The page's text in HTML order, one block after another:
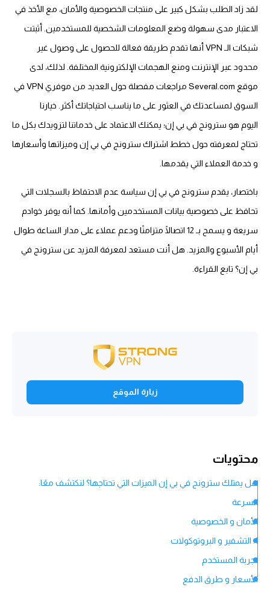
لقد زاد الطلب بشكل كبير على منتجات الخصوصية والأمان، مع الأخذ في
الاعتبار مدى سهولة وضع المعلومات الشخصية للمستخدمين. أثبتت
شبكات الـ VPN أنها تقدم طريقة فعالة للحصول على وصول غير
محدود عبر الإنترنت ومنع الهجمات الإلكترونية المختلفة. لذلك، لدى
موقع Several.com مراجعات مفصلة حول العديد من موفري VPN في
السوق لمساعدتك في العثور على ما يناسب احتياجاتك أكثر. خيارنا
اليوم هو سترونج في بي إن؛ يمكنك الاعتماد على خدماتنا لتزويدك بكل ما
تحتاج لمعرفته حول خطط اشتراك سترونج في بي إن وميزاتها وأسعارها
و خدمة العملاء التي يقدمها.
باختصار، يقدم سترونج في بي إن سياسة عدم الاحتفاظ بالسجلات التي
تحافظ على خصوصية بيانات المستخدمين وأمانها. كما أنه يوفر خوادم
سريعة و يسمح بـ 12 اتصالًا متزامنًا ودعم عملاء على مدار الساعة طوال
أيام الأسبوع والمزيد. هل أنت مستعد لمعرفة المزيد عن سترونج في
بي إن؟ تابع القراءة.
زيارة الموقع
محتويات
هل يمتلك سترونج في بي إن الميزات التي تحتاجها؟ لنكتشف معًا:
السرعة
الأمان و الخصوصية
1. التشفير و البروتوكولات
تجربة المستخدم
الأسعار و طرق الدفع